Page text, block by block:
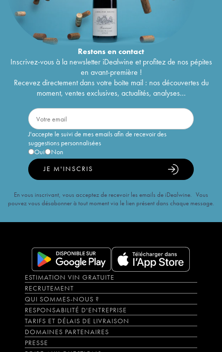
Restons encontact
Inscrivez-vous à la newsletter iDealwine et profitez de nos pépites
en avant-première !
Recevez directement dans votre boîte mail : nos découvertes du
moment, ventes exclusives, actualités, analyses...
J'accepte le suivi de mes emails afin de recevoir des
suggestions personnalisées
Oui
Non
JE M'INSCRIS
En vous inscrivant, vous acceptez de recevoir les emails de iDealwine. Vous
pouvez vous désabonner à tout moment via le lien présent dans chaque message.
ESTIMATION VIN GRATUITE
RECRUTEMENT
QUI SOMMES-NOUS ?
RESPONSABILITÉ D'ENTREPRISE
TARIFS ET DÉLAIS DE LIVRAISON
DOMAINES PARTENAIRES
PRESSE